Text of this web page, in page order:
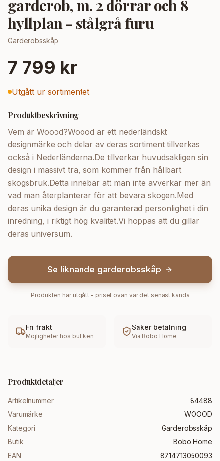
garderob, m. 2 dörrar och 8
hyllplan - stålgrå furu
Garderobsskåp
7 799 kr
Utgått ur sortimentet
Produktbeskrivning
Vem är Woood?Woood är ett nederländskt
designmärke och delar av deras sortiment tillverkas
också i Nederländerna.De tillverkar huvudsakligen sin
design i massivt trä, som kommer från hållbart
skogsbruk.Detta innebär att man inte avverkar mer än
vad man återplanterar för att bevara skogen.Med
deras unika design är du garanterad personlighet i din
inredning, i riktigt hög kvalitet.Vi hoppas att du gillar
deras universum.
Se liknande garderobsskåp
Produkten har utgått - priset ovan var det senast kända
Fri frakt
Möjligheter hos butiken
Säker betalning
Via Bobo Home
Produktdetaljer
Artikelnummer
84488
Varumärke
WOOOD
Kategori
Garderobsskåp
Butik
Bobo Home
EAN
8714713050093